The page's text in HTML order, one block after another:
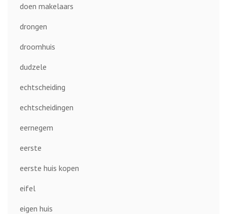
doen makelaars
drongen
droomhuis
dudzele
echtscheiding
echtscheidingen
eernegem
eerste
eerste huis kopen
eifel
eigen huis